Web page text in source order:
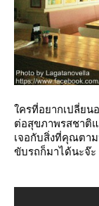
ครที่อยากเปลี่ยน
ต่อสุขภาพรสชาติแ
เจอกับสิ่งที่คุณตา
ขับรถก็มาได้นะจ๊ะ